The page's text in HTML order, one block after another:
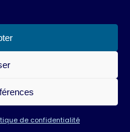
de confidentialité